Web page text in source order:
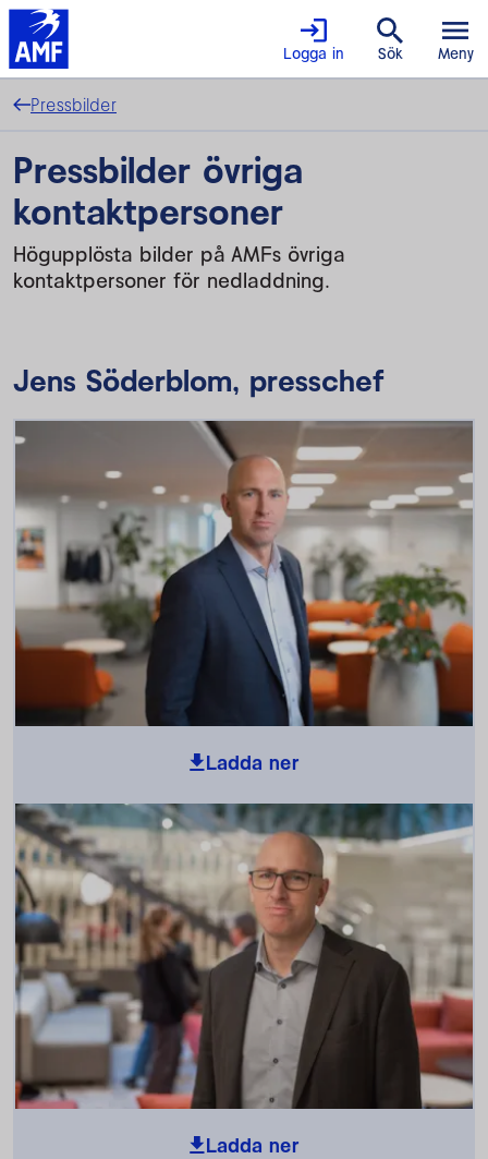
Logga in Sök Meny
Pressbilder
Pressbilder övriga
kontaktpersoner
Högupplösta bilder på AMFs övriga
kontaktpersoner för nedladdning.
Jens Söderblom, presschef
Ladda ner
Ladda ner